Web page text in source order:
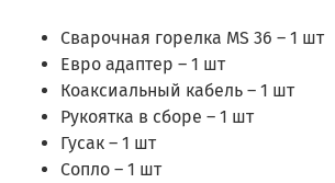
Сварочная горелка MS 36 – 1 шт
Евро адаптер – 1 шт
Коаксиальный кабель – 1 шт
Рукоятка в сборе – 1 шт
Гусак – 1 шт
Сопло – 1 шт